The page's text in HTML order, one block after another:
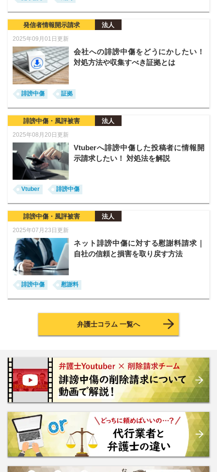
発信者情報開示請求 法人
2025年09月01日更新
会社への誹謗中傷をどうにかしたい！
対処方法や収集すべき証拠とは
誹謗中傷 証拠
誹謗中傷・風評被害 法人
2025年08月20日更新
Vtuberへ誹謗中傷した投稿者に情報開
示請求したい！ 対処法を解説
Vtuber 誹謗中傷
誹謗中傷・風評被害 法人
2025年07月23日更新
ネット誹謗中傷に対する慰謝料請求｜
自社の信頼と損害を取り戻す方法
誹謗中傷 慰謝料
弁護士コラム 一覧へ